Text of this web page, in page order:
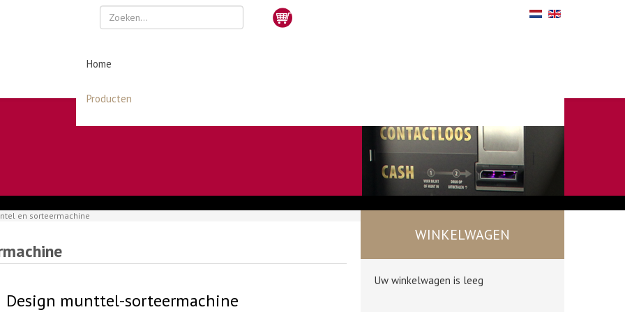
Home
Producten
en sorteermachine
Design munttel-sorteermachine
WINKELWAGEN
Uw winkelwagen is leeg